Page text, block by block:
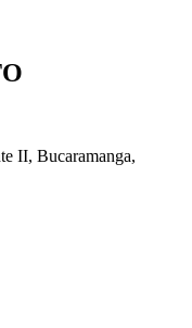
II, Bucaramanga,